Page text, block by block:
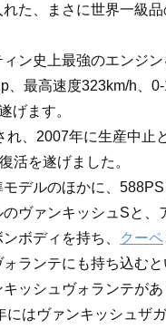
た、まさに世界一級
ン史上最強のエンジン
、最高速度323km/h、
げます。
れ、2007年に生産中止
活を遂げました。
デルのほかに、
ヴァンキッシュSと、
ボディを持ち、
クーペ
ォランテにも持ち込む
ッシュヴォランテがあ
にはヴァンキッシュザ